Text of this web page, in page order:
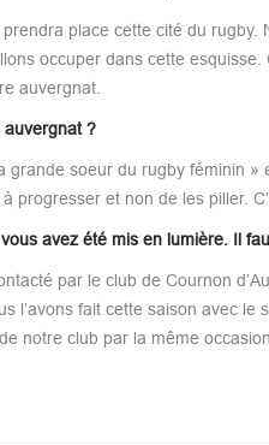
place cette cité du rugby.
occuper dans cette
auvergnat.
?
soeur du rugby féminin
et non de les piller.
avez été mis en lumière. Il
par le club de Cournon
l’avons fait cette saison avec le
notre club par la même occasion.